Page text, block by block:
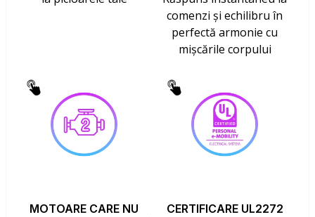
comenzi și echilibru în
perfectă armonie cu
mișcările corpului
MOTOARE CARE NU
CERTIFICARE UL2272